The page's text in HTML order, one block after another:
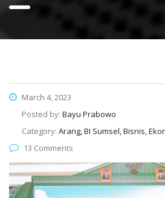
March 4, 2023
Posted by: Bayu Prabowo
Category: Arang, BI Sumsel, Bisnis,
13 Comments